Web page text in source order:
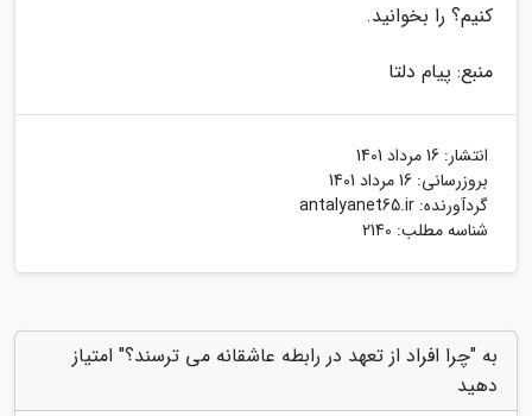
کنیم؟ را بخوانید.
منبع: پیام دلتا
انتشار: 16 مرداد 1401
بروزرسانی: 16 مرداد 1401
گردآورنده: antalyanet65.ir
شناسه مطلب: 2140
به "چرا افراد از تعهد در رابطه عاشقانه می ترسند؟" امتیاز
دهید